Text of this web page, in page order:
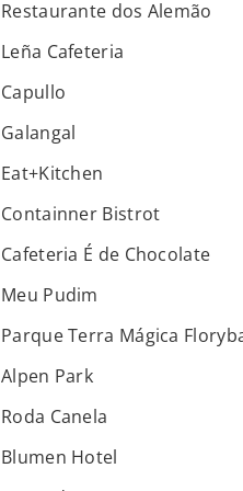
Restaurante dos Alemão
Leña Cafeteria
Capullo
Galangal
Eat+Kitchen
Containner Bistrot
Cafeteria É de Chocolate
Meu Pudim
Parque Terra Mágica
Alpen Park
Roda Canela
Blumen Hotel